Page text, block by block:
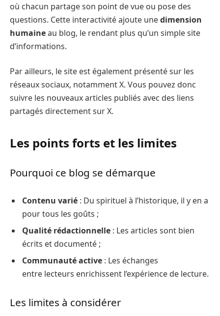
où chacun partage son point de vue ou pose des
questions. Cette interactivité ajoute unedimension
humaineau blog, le rendant plus qu’un simple site
d’informations.
Par ailleurs, le site est également présenté sur les
réseaux sociaux, notamment X. Vous pouvez donc
suivre les nouveaux articles publiés avec des liens
partagés directement sur X.
Les points forts et les limites
Pourquoi ce blog se démarque
Contenu varié : Du spirituel à l’historique, il y en a
pour tous les goûts ;
Qualité rédactionnelle : Les articles sont bien
écrits et documenté ;
Communauté active : Les échanges
entre lecteurs enrichissent l’expérience de lecture.
Les limites à considérer